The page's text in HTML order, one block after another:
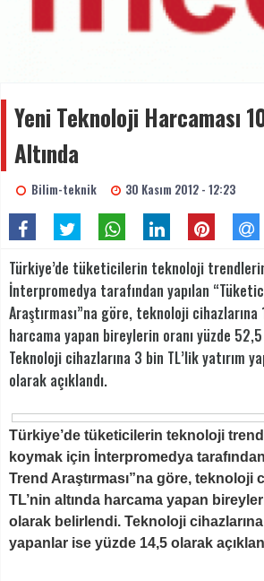
Yeni Teknoloji Harcaması
Altında
Bilim-teknik 30 Kasım 2012 - 12:23
Türkiye’de tüketicilerin teknoloji
İnterpromedya tarafından yapılan
Araştırması”na göre, teknoloji cihazlarına
harcama yapan bireylerin oranı yüzde
Teknoloji cihazlarına 3 bin TL’lik yatırım
olarak açıklandı.
Türkiye’de tüketicilerin teknoloji
koymak için İnterpromedya
Trend Araştırması”na göre, teknoloji
TL’nin altında harcama yapan
olarak belirlendi. Teknoloji cihazlarına
yapanlar ise yüzde 14,5 olarak